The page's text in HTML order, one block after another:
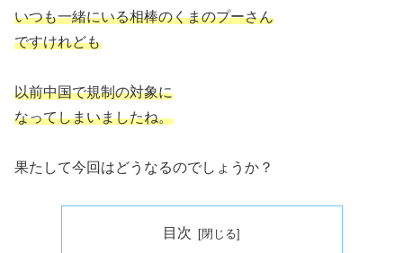
いつも一緒にいる相棒のくまのプーさん
ですけれども
以前中国で規制の対象に
なってしまいましたね。
果たして今回はどうなるのでしょうか？
目次